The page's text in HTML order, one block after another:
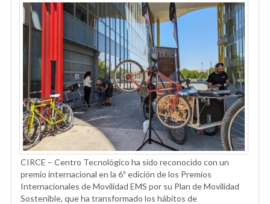
CIRCE – Centro Tecnológico ha sido reconocido con un
premio internacional en la 6ª edición de los Premios
Internacionales de Movilidad EMS por su Plan de Movilidad
Sostenible, que ha transformado los hábitos de